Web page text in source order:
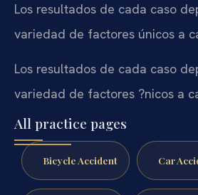
Los resultados de cada caso
variedad de factores únicos a
Los resultados de cada caso
variedad de factores ?nicos a
All practice pages
Bicycle Accident Car